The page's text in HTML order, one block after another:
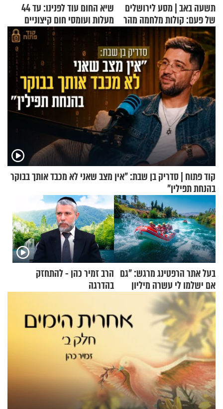
תשעה באב | מסע לירושלים
של פעם: קולות מלחמה מהר
הזיתים
שיא החום עוד לפנינו: עד 44
מעלות ועומסי חום קיצוניים
קוד פתוח | סדריק בן שבת: "אין מצב שאני לא מכבד אותך בבוקר
בהנחת תפילין"
בעל אתר הרפטינג מרגש: "גם
אם ישלמו לי עשרה מיליון
שקלים - לא אפתח בשבת"
הרב זמיר כהן - להתחזק
בהדרגה